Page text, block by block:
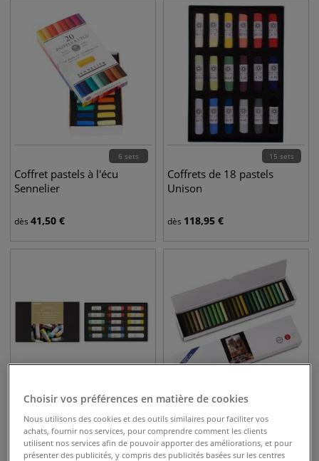
6 sets
Coffret pastels à l'écu
Sennelier
dès 41,50 €
15 sets
Coffrets de 18 pastels
Unison
dès 118,95 €
9 sets
Coffret Gallery Mungyo
Coffrets en carton de 25
pastels Girault
Choisir vos préférences en matière de cookies
Nous utilisons des cookies et des outils similaires pour faciliter vos
achats, fournir nos services, pour comprendre comment les clients
utilisent nos services afin de pouvoir apporter des améliorations, et pour
présenter des publicités, y compris des publicités basées sur les centres